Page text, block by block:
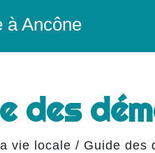
à Ancône
des
vie locale / Guide des